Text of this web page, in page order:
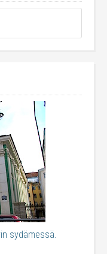
sydämessä.